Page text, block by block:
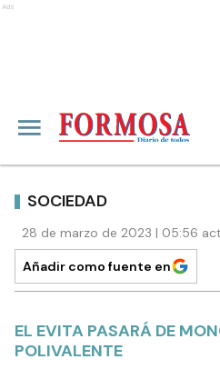
Ads
SOCIEDAD
28 de marzo de 2023 | 05:56
Añadir como fuente en
EL EVITA PASARÁ DE
POLIVALENTE